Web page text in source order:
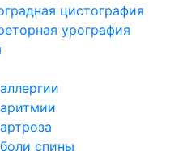
цистография
урография
спины